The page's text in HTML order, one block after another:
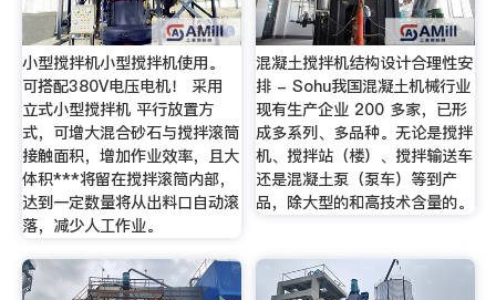
小型搅拌机小型搅拌机使用。
可搭配380V电压电机！ 采用
立式小型搅拌机 平行放置方
式，可增大混合砂石与搅拌滚筒
接触面积，增加作业效率，且大
体积***将留在搅拌滚筒内部，
达到一定数量将从出料口自动滚
落，减少人工作业。
混凝土搅拌机结构设计合理性安
排 - Sohu我国混凝土机械行业
现有生产企业 200 多家，已形
成多系列、多品种。无论是搅拌
机、搅拌站（楼）、搅拌输送车
还是混凝土泵（泵车）等到产
品，除大型的和高技术含量的。